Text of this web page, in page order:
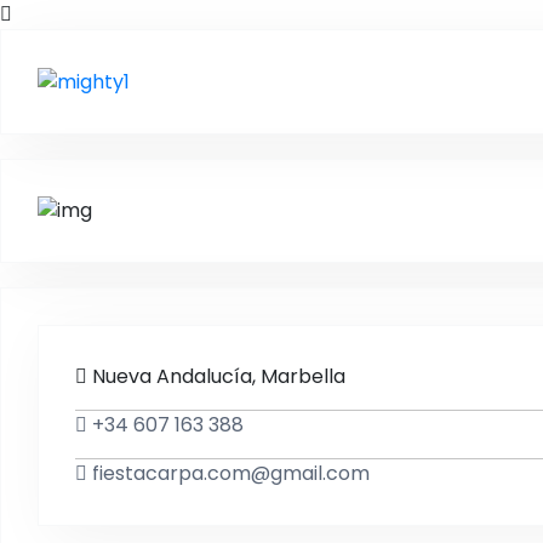
Nueva Andalucía, Marbella
+34 607 163 388
fiestacarpa.com@gmail.com